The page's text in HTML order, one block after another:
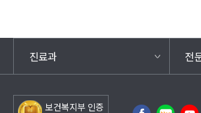
진료과 전
보건복지부 인증